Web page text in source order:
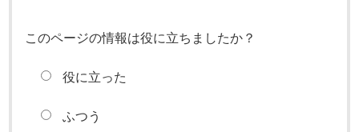
このページの情報は役に立ちましたか？
役に立った
ふつう